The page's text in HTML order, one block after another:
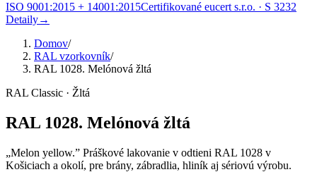
ISO 9001:2015 + 14001:2015Certifikované eucert s.r.o. · S 3232
Detaily→
Domov/
RAL vzorkovník/
RAL 1028. Melónová žltá
RAL Classic · Žltá
RAL 1028. Melónová žltá
„Melon yellow.” Práškové lakovanie v odtieni RAL 1028 v
Košiciach a okolí, pre brány, zábradlia, hliník aj sériovú výrobu.